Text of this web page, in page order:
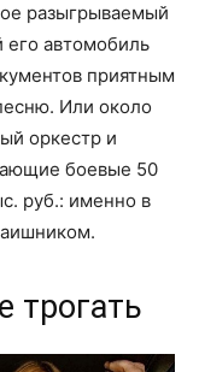
разыгрываемый
его автомобиль
приятным
Или около
оркестр и
боевые 50
руб.: именно в
трогать